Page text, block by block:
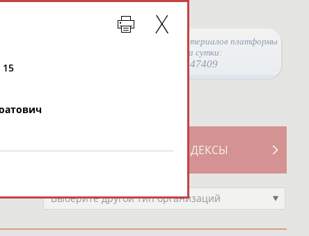
Просмотры материалов платформы
за сутки:
47409
СВОДНЫЕ ИНДЕКСЫ
Выберите другой тип организаций